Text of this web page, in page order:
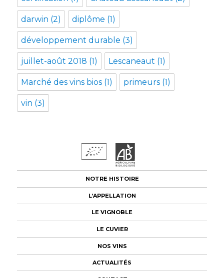
darwin (2) diplôme (1)
développement durable (3)
juillet-août 2018 (1) Lescaneaut (1)
Marché des vins bios (1) primeurs (1)
vin (3)
NOTRE HISTOIRE
L’APPELLATION
LE VIGNOBLE
LE CUVIER
NOS VINS
ACTUALITÉS